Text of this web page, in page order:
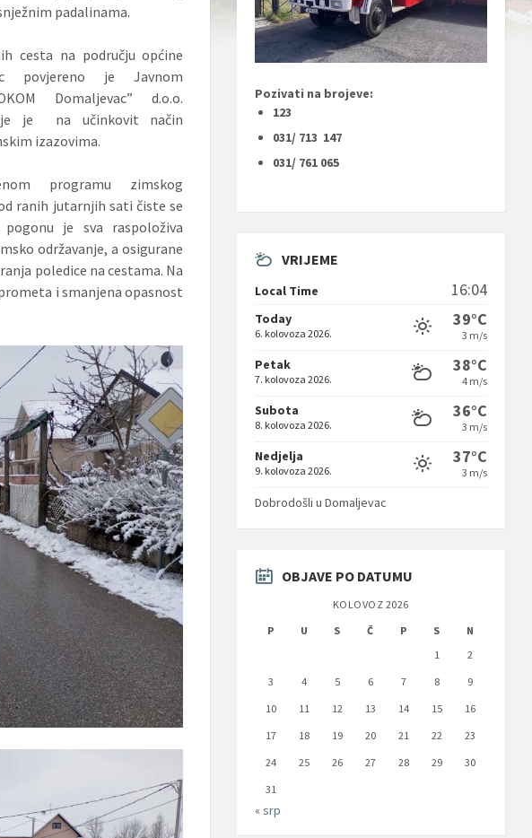
padalinama.
cesta na području općine
povjereno je Javnom
Domaljevac” d.o.o.
je na učinkovit način
izazovima.
programu zimskog
ranih jutarnjih sati čiste se
je sva raspoloživa
održavanje, a osigurane
poledice na cestama. Na
i smanjena opasnost
Pozivati na brojeve:
123
031/ 713 147
031/ 761 065
VRIJEME
Local Time 16:04
Today
6. kolovoza 2026.
39°C
3 m/s
Petak
7. kolovoza 2026.
38°C
4 m/s
Subota
8. kolovoza 2026.
36°C
3 m/s
Nedjelja
9. kolovoza 2026.
37°C
3 m/s
Dobrodošli u Domaljevac
OBJAVE PO DATUMU
KOLOVOZ 2026
P
U S Č P S
N
1
2
3
4 5 6 7 8
9
10
11 12 13 14 15
16
17
18 19 20 21 22
23
24
25 26 27 28 29
30
31
« srp